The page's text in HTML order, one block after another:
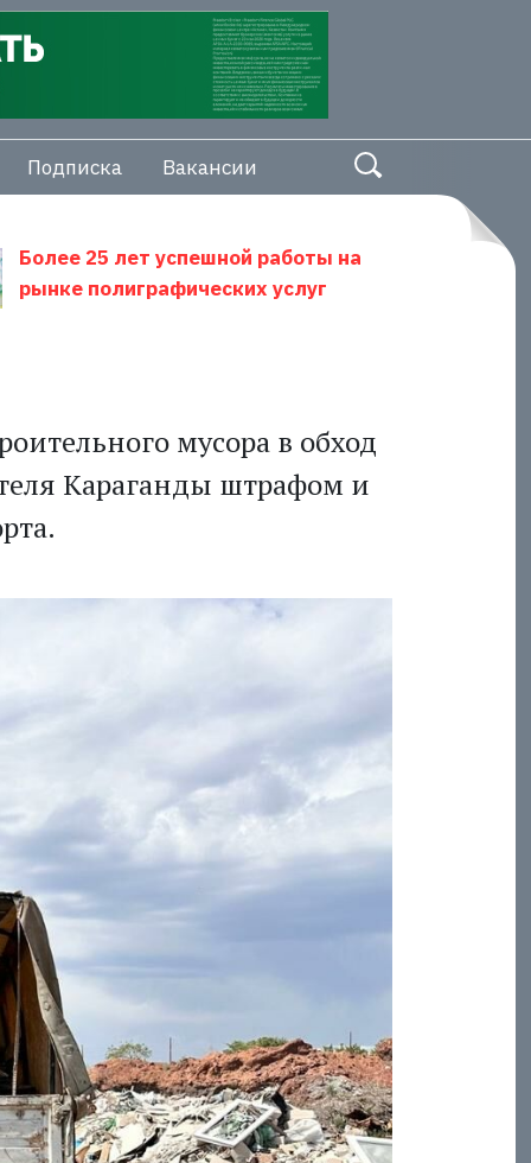
Подписка Вакансии
Более 25 лет успешной работы на
рынке полиграфических услуг
мусора в обход
Караганды штрафом и